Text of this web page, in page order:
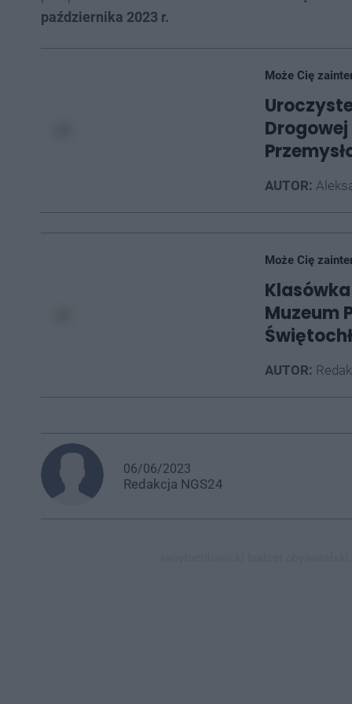
października 2023 r.
Może Cię
AUTOR:
Może Cię
Muzeum
AUTOR:
06/06/2023
Redakcja NGS24